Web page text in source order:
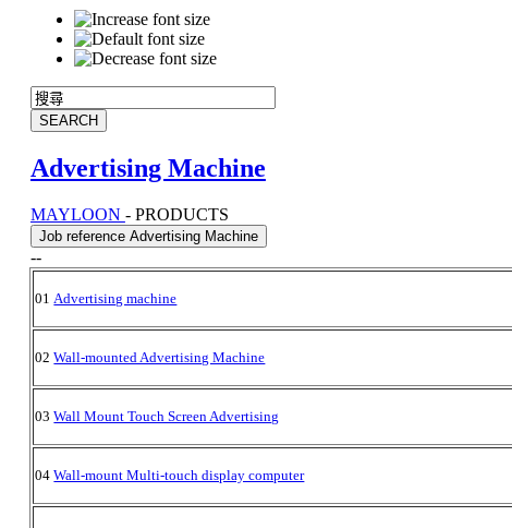
Advertising Machine
MAYLOON - PRODUCTS
Job reference Advertising Machine
--
01 Advertising machine
02Wall-mounted Advertising Machine
03Wall Mount Touch Screen Advertising
04Wall-mount Multi-touch display computer